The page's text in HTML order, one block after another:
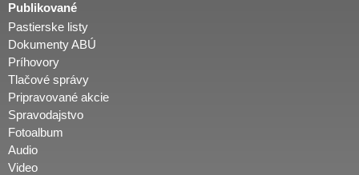
Publikované
Pastierske listy
Dokumenty ABÚ
Príhovory
Tlačové správy
Pripravované akcie
Spravodajstvo
Fotoalbum
Audio
Video